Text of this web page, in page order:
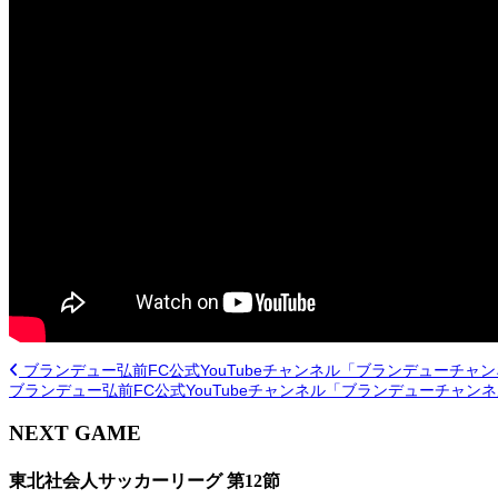
ブランデュー弘前FC公式YouTubeチャンネル「ブランデューチャ
ブランデュー弘前FC公式YouTubeチャンネル「ブランデューチャン
NEXT GAME
東北社会人サッカーリーグ 第12節